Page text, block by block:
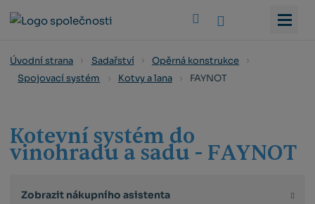
Úvodní strana Sadařství
Opěrná konstrukce
Spojovací systém
Kotvy a lana FAYNOT
Kotevní systém do
vinohradu a sadu - FAYNOT
Zobrazit nákupního asistenta